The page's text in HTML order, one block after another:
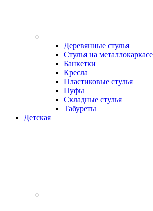
Деревянные стулья
Стулья на металлокаркасе
Банкетки
Кресла
Пластиковые стулья
Пуфы
Складные стулья
Табуреты
Детская